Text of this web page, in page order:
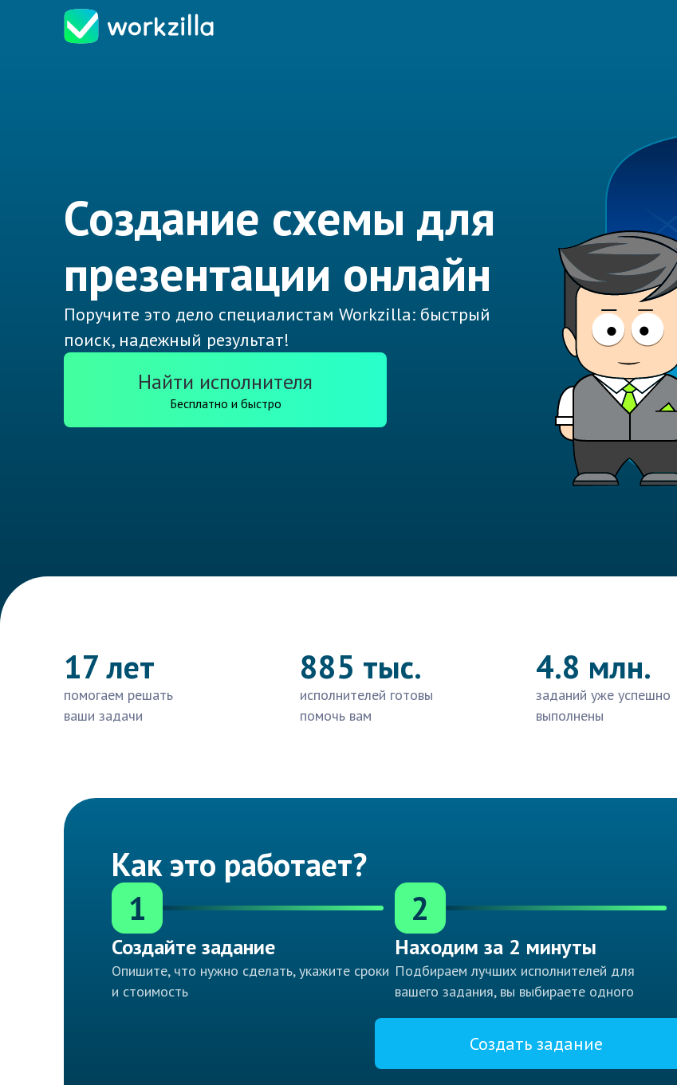
Создание схемы для
презентации онлайн
Поручите это дело специалистам Workzilla: быстрый
поиск, надежный результат!
Найти исполнителя
Бесплатно и быстро
17 лет
помогаем решать
ваши задачи
885 тыс.
исполнителей готовы
помочь вам
4.8 млн.
заданий уже успешно
выполнены
Как это работает?
1
Создайте задание
Опишите, что нужно сделать, укажите сроки
и стоимость
2
Находим за 2 минуты
Подбираем лучших исполнителей для
вашего задания, вы выбираете одного
Создать задание